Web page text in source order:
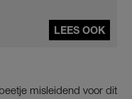
LEES OOK
misleidend voor dit